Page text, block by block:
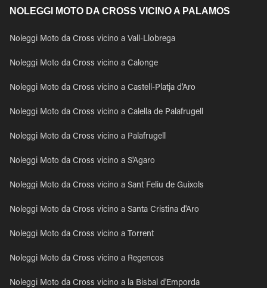
NOLEGGI MOTO DA CROSS VICINO A PALAMOS
Noleggi Moto da Cross vicino a Vall-Llobrega
Noleggi Moto da Cross vicino a Calonge
Noleggi Moto da Cross vicino a Castell-Platja d'Aro
Noleggi Moto da Cross vicino a Calella de Palafrugell
Noleggi Moto da Cross vicino a Palafrugell
Noleggi Moto da Cross vicino a S'Agaro
Noleggi Moto da Cross vicino a Sant Feliu de Guixols
Noleggi Moto da Cross vicino a Santa Cristina d'Aro
Noleggi Moto da Cross vicino a Torrent
Noleggi Moto da Cross vicino a Regencos
Noleggi Moto da Cross vicino a la Bisbal d'Emporda